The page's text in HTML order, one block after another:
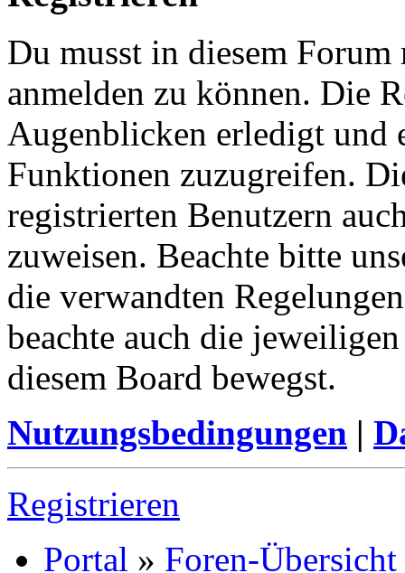
Du musst in diesem
anmelden zu können. Die
Augenblicken erledigt und
Funktionen zuzugreifen.
registrierten Benutzern
zuweisen. Beachte bitte
die verwandten
beachte auch die
diesem Board bewegst.
Nutzungsbedingungen |
Registrieren
Portal » Foren-Übersicht